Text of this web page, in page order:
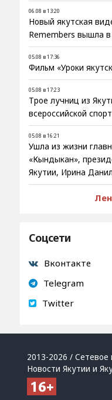
06.08 в 13:20
Новый якутская
Remembers вышла
05.08 в 17:36
Фильм «Уроки
05.08 в 17:23
Трое лучниц из
всероссийской
05.08 в 16:21
Ушла из жизни
«Кындыкан»,
Якутии, Ирина
Соцсети
Вконтакте
Telegram
Twitter
2013-2026 /
Новости Якутии и